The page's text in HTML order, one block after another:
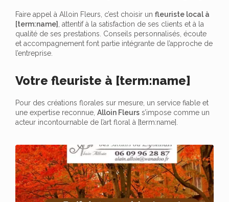
Faire appel à Alloin Fleurs, c’est choisir un fleuriste local à
[term:name]
, attentif à la satisfaction de ses clients et à la
qualité de ses prestations. Conseils personnalisés, écoute
et accompagnement font partie intégrante de l’approche de
l’entreprise.
Votre fleuriste à [term:name]
Pour des créations florales sur mesure, un service fiable et
une expertise reconnue, Alloin Fleurs s’impose comme un
acteur incontournable de l’art floral à [term:name].